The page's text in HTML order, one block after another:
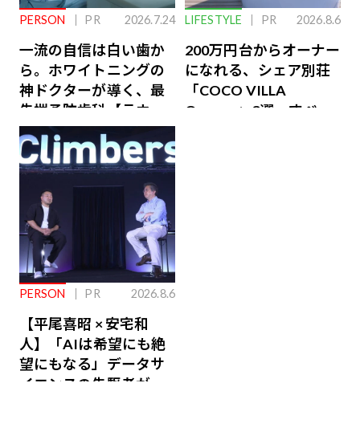
PERSON PR 2026.7.24
一流の自信は白い歯か
ら。ホワイトニングの
神ドクターが導く、最
先端予防歯科【ラウン
ジ会員特典あり】
LIFESTYLE PR 2026.8.6
200万円台からオーナー
になれる、シェア別荘
「COCO VILLA
Owners」3選。すべて
PERSON PR 2026.8.6
【平尾喜昭 × 安宅和
人】「AIは希望にも絶
望にもなる」データサ
イエンスの先駆者が語